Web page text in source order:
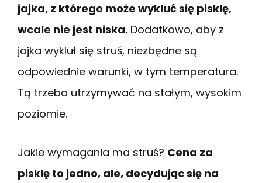
jajka, z którego może wykluć się pisklę,
wcale nie jest niska. Dodatkowo, aby z
jajka wykluł się struś, niezbędne są
odpowiednie warunki, w tym temperatura.
Tą trzeba utrzymywać na stałym, wysokim
poziomie.
Jakie wymagania ma struś? Cena za
pisklę to jedno, ale, decydując się na